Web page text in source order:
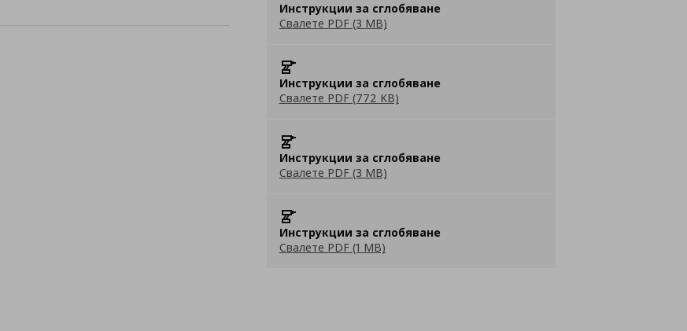
Инструкции за сглобяване
Свалете PDF (3 MB)
Инструкции за сглобяване
Свалете PDF (772 KB)
Инструкции за сглобяване
Свалете PDF (3 MB)
Инструкции за сглобяване
Свалете PDF (1 MB)